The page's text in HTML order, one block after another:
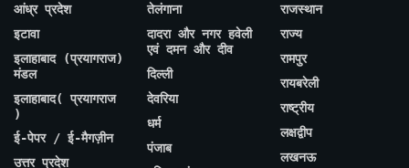
आंध्र प्रदेश
इटावा
इलाहाबाद (प्रयागराज)
मंडल
इलाहाबाद( प्रयागराज
)
ई-पेपर / ई-मैगज़ीन
उत्तर प्रदेश
तेलंगाना
दादरा और नगर हवेली
एवं दमन और दीव
दिल्ली
देवरिया
धर्म
पंजाब
राजस्थान
राज्य
रामपुर
रायबरेली
राष्ट्रीय
लक्षद्वीप
लखनऊ